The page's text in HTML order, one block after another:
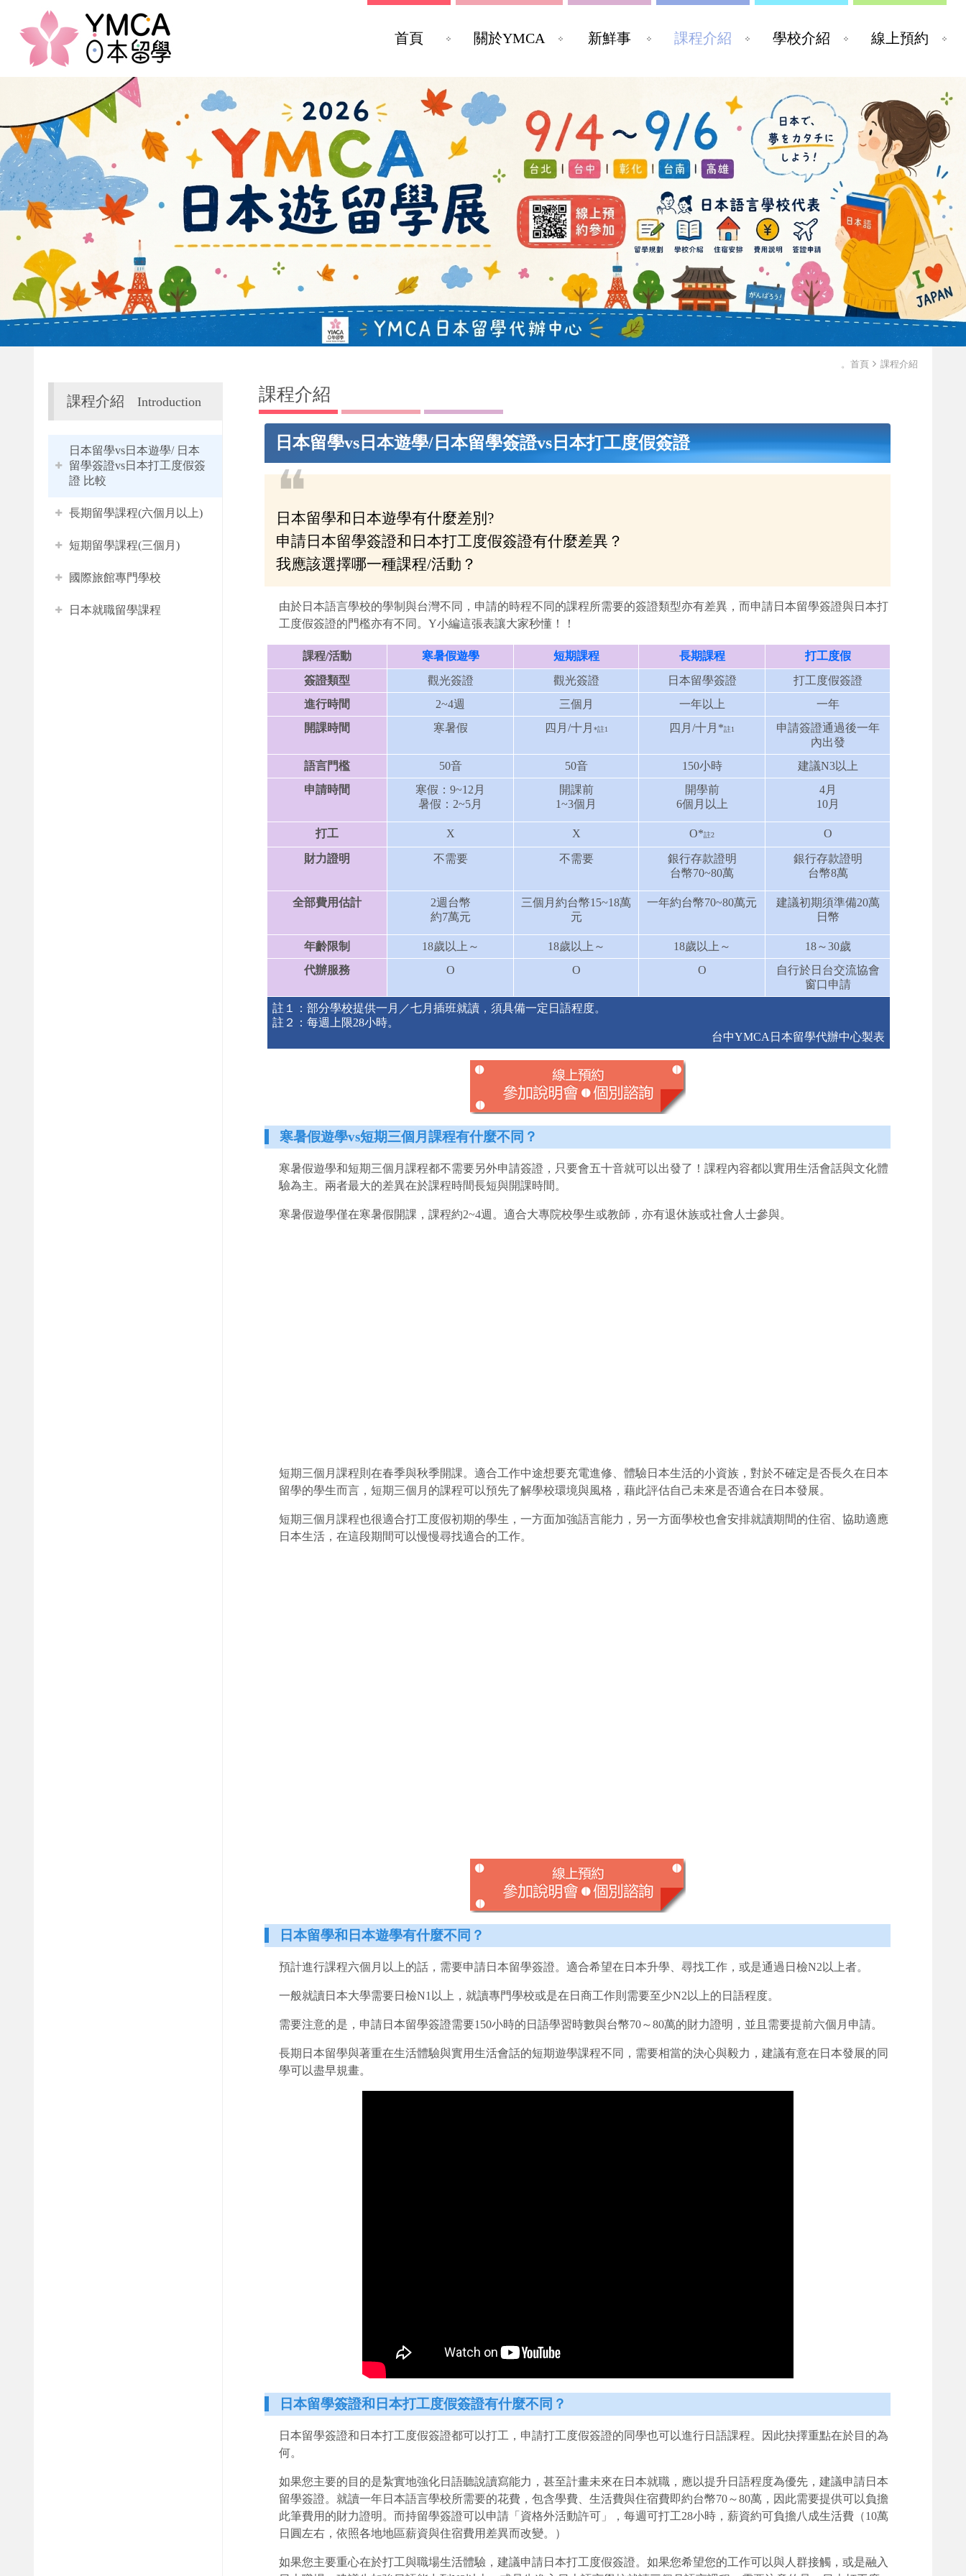
首頁 關於YMCA 新鮮事 課程介紹 學校介紹 線上預約
。首頁 課程介紹
課程介紹 Introduction
日本留學vs日本遊學/ 日本
留學簽證vs日本打工度假簽
證 比較
長期留學課程(六個月以上)
短期留學課程(三個月)
國際旅館專門學校
日本就職留學課程
課程介紹
日本留學vs日本遊學/日本留學簽證vs日本打工度假簽證
❝
日本留學和日本遊學有什麼差別?
申請日本留學簽證和日本打工度假簽證有什麼差異？
我應該選擇哪一種課程/活動？
由於日本語言學校的學制與台灣不同，申請的時程不同的課程所需要的簽證類型亦有差異，而申請日本留學簽證與日本打
工度假簽證的門檻亦有不同。Y小編這張表讓大家秒懂！！
課程/活動 寒暑假遊學 短期課程 長期課程
打工度假
簽證類型
觀光簽證 觀光簽證 日本留學簽證
打工度假簽證
進行時間
2~4週 三個月 一年以上
一年
開課時間
寒暑假 四月/十月 *註1 四月/十月*註1
申請簽證通過後一年
內出發
語言門檻
50音 50音 150小時
建議N3以上
申請時間
寒假：9~12月
暑假：2~5月
開課前
1~3個月
開學前
6個月以上
4月
10月
打工 X X O*註2 O
財力證明 不需要 不需要
銀行存款證明
台幣70~80萬
銀行存款證明
台幣8萬
全部費用估計
2週台幣
約7萬元
三個月約台幣15~18萬
元
一年約台幣70~80萬元
建議初期須準備20萬
日幣
年齡限制 18歲以上～ 18歲以上～ 18歲以上～
18～30歲
代辦服務
O O O
自行於日台交流協會
窗口申請
註１：部分學校提供一月／七月插班就讀，須具備一定日語程度。
註２：每週上限28小時。
台中YMCA日本留學代辦中心製表
寒暑假遊學vs短期三個月課程有什麼不同？
寒暑假遊學和短期三個月課程都不需要另外申請簽證，只要會五十音就可以出發了！課程內容都以實用生活會話與文化體
驗為主。 兩者最大的差異在於課程時間長短與開課時間。
寒暑假遊學僅在寒暑假開課，課程約2~4週。適合大專院校學生或教師，亦有退休族或社會人士參與。
短期三個月課程則在春季與秋季開課。適合工作中途想要充電進修、體驗日本生活的小資族，對於不確定是否長久在日本
留學的學生而言，短期三個月的課程可以預先了解學校環境與風格，藉此評估自己未來是否適合在日本發展。
短期三個月課程也很適合打工度假初期的學生，一方面加強語言能力，另一方面學校也會安排就讀期間的住宿、協助適應
日本生活，在這段期間可以慢慢尋找適合的工作。
日本留學和日本遊學有什麼不同？
預計進行課程六個月以上的話，需要申請日本留學簽證。適合希望在日本升學、尋找工作，或是通過日檢N2以上者。
一般就讀日本大學需要日檢N1以上，就讀專門學校或是在日商工作則需要至少N2以上的日語程度。
需要注意的是，申請日本留學簽證需要150小時的日語學習時數與台幣70～80萬的財力證明，並且需要提前六個月申請。
長期日本留學與著重在生活體驗與實用生活會話的短期遊學課程不同，需要相當的決心與毅力，建議有意在日本發展的同
學可以盡早規畫。
日本留學簽證和日本打工度假簽證有什麼不同？
日本留學簽證和日本打工度假簽證都可以打工，申請打工度假簽證的同學也可以進行日語課程。因此抉擇重點在於目的為
何。
如果您主要的目的是紮實地強化日語聽說讀寫能力，甚至計畫未來在日本就職，應以提升日語程度為優先，建議申請日本
留學簽證。就讀一年日本語言學校所需要的花費，包含學費、生活費與住宿費即約台幣70～80萬，因此需要提供可以負擔
此筆費用的財力證明。而持留學簽證可以申請「資格外活動許可」，每週可打工28小時，薪資約可負擔八成生活費（10萬
日圓左右，依照各地地區薪資與住宿費用差異而改變。）
如果您主要重心在於打工與職場生活體驗，建議申請日本打工度假簽證。如果您希望您的工作可以與人群接觸，或是融入